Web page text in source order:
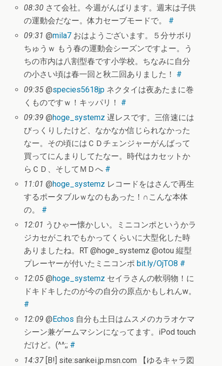
08:30 さて会社。今週がんばります。週末は子供
の運動会だなー。体力セーブモードで。 #
09:31 @mila7 おはようございます。５分サボり
ちゅうｗ もう春の運動会シーズンですよー。う
ちの市内は八割型春です小学校。ちなみに自分
の小さい頃は春一回と秋二回ありました！ #
09:35 @species5618jp ネクタイは夜あたまに巻
くものですｗ！キッパリ！ #
09:39 @hoge_systemz 遅レスです。三倍速には
びっくりしたけど、なかなか信じられなかった
なー。その頃にはＣＤチェンジャーがんばって
買ってにんまりしてたなー。時代はカセットか
らＣＤ、そしてＭＤへ #
11:01 @hoge_systemz レコードをはさんで再生
するポータブルｗなのもあった！∩こんな本体
の。 #
12:01 うひゃー懐かしい。ミニコンポというかラ
ジカセがこれでもかってくらいに大型化した時
ありましたね。RT @hoge_systemz @otou 縦型
プレーヤーが付いたミニコンポbit.ly/OjTO8 #
12:05 @hoge_systemz セイラさんの軟弱物！に
ドキドキしたのが今の自分の原点かもしれんw。
#
12:09 @ Echos 自分も土日はムスメのカラオケマ
シーン兼ゲームマシンになってます。iPod touch
だけど。(^^;; #
14:37 [B!] site:sankei.jp.msn.com 【ゆるキャラ図